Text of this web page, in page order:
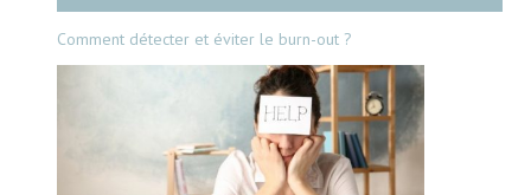
Comment détecter et éviter le burn-out ?